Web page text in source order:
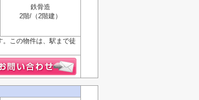
鉄骨造
2階/（2階建）
この物件は、駅まで徒